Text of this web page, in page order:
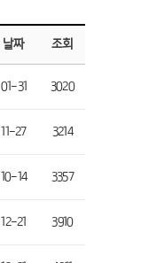
날짜 조회
01-31 3020
11-27 3214
10-14 3357
12-21 3910